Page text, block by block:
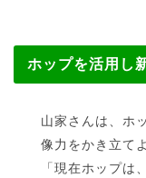
ホップを活用し
山家さんは、ホ
像力をかき立て
「現在ホップは